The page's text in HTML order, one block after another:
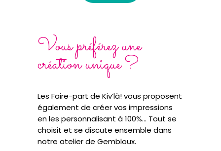
Vous préférez une
création unique ?
Les Faire-part de Kiv’là! vous proposent
également de créer vos impressions
en les personnalisant à 100%… Tout se
choisit et se discute ensemble dans
notre atelier de Gembloux.